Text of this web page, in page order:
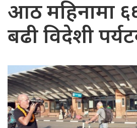
आठ महिनामा
बढी विदेशी